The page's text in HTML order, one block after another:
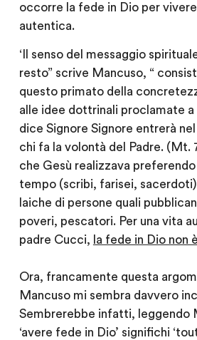
occorre la fede in Dio per
autentica.
‘Il senso del messaggio
resto” scrive Mancuso, “
questo primato della
alle idee dottrinali proclamate a
dice Signore Signore entrerà
chi fa la volontà del Padre. (Mt.
che Gesù realizzava
tempo (scribi, farisei,
laiche di persone quali
poveri, pescatori. Per una vita
padre Cucci, la fede in Dio non
Ora, francamente questa
Mancuso mi sembra davvero
Sembrerebbe infatti, leggendo
‘avere fede in Dio’ significhi